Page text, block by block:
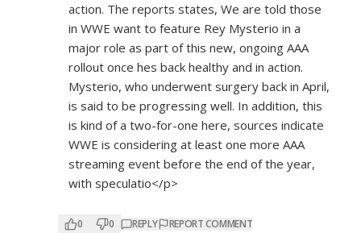
action. The reports states, We are told those
in WWE want to feature Rey Mysterio in a
major role as part of this new, ongoing AAA
rollout once hes back healthy and in action.
Mysterio, who underwent surgery back in April,
is said to be progressing well. In addition, this
is kind of a two-for-one here, sources indicate
WWE is considering at least one more AAA
streaming event before the end of the year,
with speculatio</p>
0 0 REPLY REPORT COMMENT